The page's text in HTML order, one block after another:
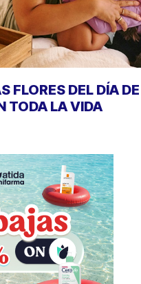
FLORES DEL DÍA
TODA LA VIDA